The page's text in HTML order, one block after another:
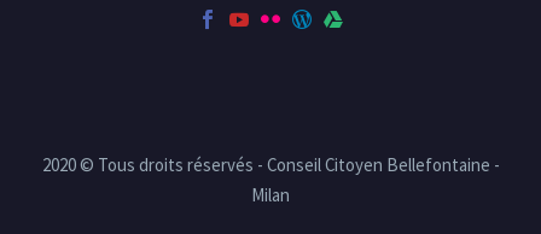
2020 © Tous droits réservés - Conseil Citoyen Bellefontaine -
Milan